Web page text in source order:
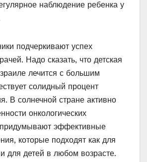
наблюдение ребенка у
подчеркивают успех
Надо сказать, что детская
лечится с большим
солидный процент
В солнечной стране активно
онкологических
эффективные
которые подходят как для
для детей в любом возрасте.